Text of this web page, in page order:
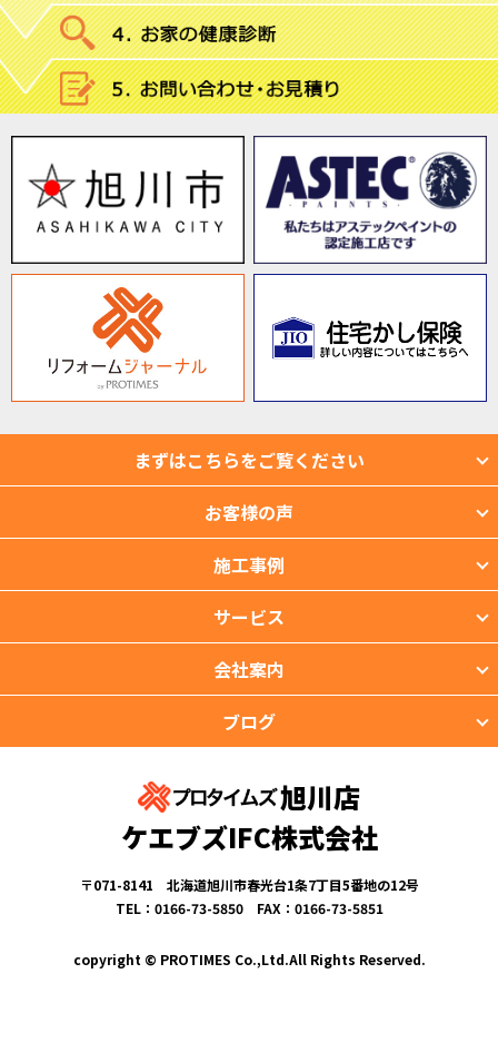
まずはこちらをご覧ください
お客様の声
施工事例
サービス
会社案内
ブログ
旭川店
ケエブズIFC株式会社
〒071-8141 北海道旭川市春光台1条7丁目5番地の12号
TEL：0166-73-5850 FAX：0166-73-5851
copyright © PROTIMES Co.,Ltd.All Rights Reserved.